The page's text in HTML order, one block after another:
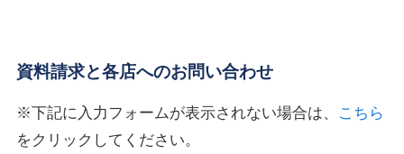
資料請求と各店へのお問い合わせ
※下記に入力フォームが表示されない場合は、
こちら
をクリックしてください。